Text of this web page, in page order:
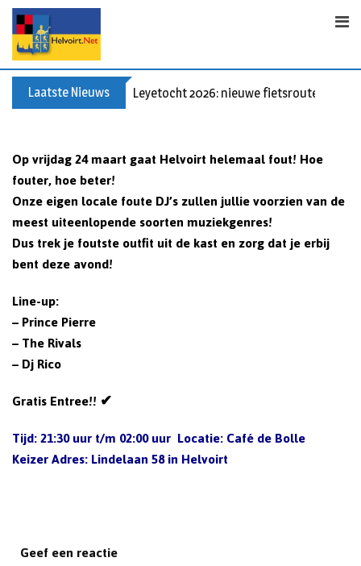
Skip
content
Laatste Nieuws Leyetocht 2026: nieuwe fietsroutes
Op vrijdag 24 maart gaat Helvoirt helemaal fout! Hoe
fouter, hoe beter!
Onze eigen locale foute DJ’s zullen jullie voorzien van de
meest uiteenlopende soorten muziekgenres!
Dus trek je foutste outfit uit de kast en zorg dat je erbij
bent deze avond!
Line-up:
– Prince Pierre
– The Rivals
– Dj Rico
Gratis Entree!! ✔
Tijd: 21:30 uur t/m 02:00 uur Locatie: Café de Bolle
Keizer Adres: Lindelaan 58 in Helvoirt
Geef een reactie